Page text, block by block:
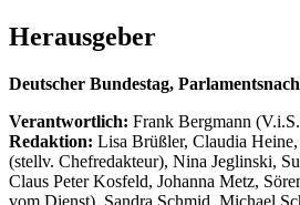
Herausgeber
Deutscher Bundestag,
Verantwortlich: Frank Bergmann
Redaktion: Lisa Brüßler, Claudia
(stellv. Chefredakteur), Nina Jeglinski,
Claus Peter Kosfeld, Johanna Metz,
vom Dienst), Sandra Schmid, Michael